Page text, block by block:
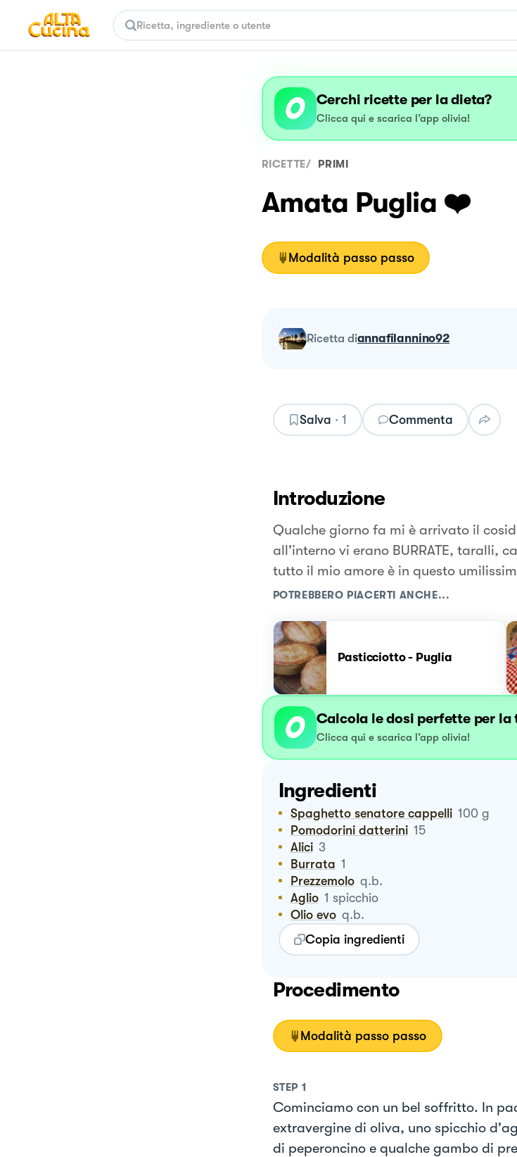
Cerchi ricette per la dieta?
Clicca qui e scarica l’app olivia!
RICETTE/ PRIMI
Amata Puglia ❤️
Modalità passo passo
ricetta diannafilannino92
Salva · 1 Commenta
Introduzione
Qualche giorno fa mi è arrivato il
all'interno vi erano BURRATE, taralli,
tutto il mio amore è in questo
POTREBBERO PIACERTI ANCHE...
Pasticciotto - Puglia
Calcola le dosi perfette per la
Clicca qui e scarica l’app olivia!
Ingredienti
Spaghetto senatore cappelli 100 g
Pomodorini datterini 15
Alici 3
Burrata 1
Prezzemolo q.b.
Aglio 1 spicchio
Olio evo q.b.
Copia ingredienti
Procedimento
Modalità passo passo
STEP 1
Cominciamo con un bel soffritto. In
extravergine di oliva, uno spicchio
di peperoncino e qualche gambo di